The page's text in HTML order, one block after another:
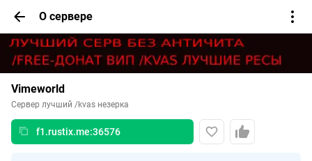
О сервере
Vimeworld
Сервер лучший /kvas незерка
f1.rustix.me:36576